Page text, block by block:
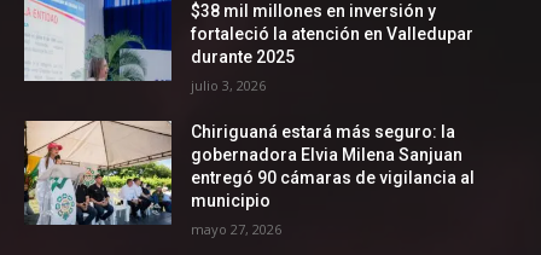
$38 mil millones en inversión y
fortaleció la atención en Valledupar
durante 2025
julio 3, 2026
Chiriguaná estará más seguro: la
gobernadora Elvia Milena Sanjuan
entregó 90 cámaras de vigilancia al
municipio
mayo 27, 2026